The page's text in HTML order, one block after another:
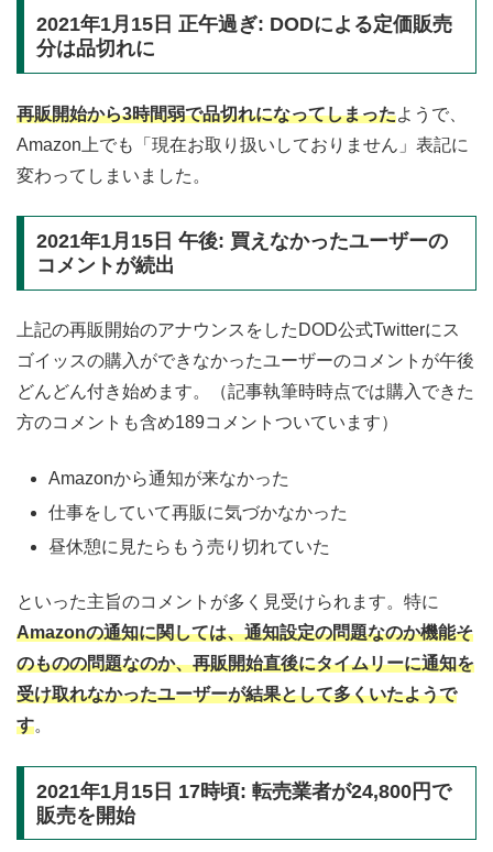
2021年1月15日 正午過ぎ: DODによる定価販売
分は品切れに
再販開始から3時間弱で品切れになってしまったようで、
Amazon上でも「現在お取り扱いしておりません」表記に
変わってしまいました。
2021年1月15日 午後: 買えなかったユーザーの
コメントが続出
上記の再販開始のアナウンスをしたDOD公式Twitterにス
ゴイッスの購入ができなかったユーザーのコメントが午後
どんどん付き始めます。（記事執筆時時点では購入できた
方のコメントも含め189コメントついています）
Amazonから通知が来なかった
仕事をしていて再販に気づかなかった
昼休憩に見たらもう売り切れていた
といった主旨のコメントが多く見受けられます。特に
Amazonの通知に関しては、通知設定の問題なのか機能そ
のものの問題なのか、再販開始直後にタイムリーに通知を
受け取れなかったユーザーが結果として多くいたようで
す。
2021年1月15日 17時頃: 転売業者が24,800円で
販売を開始